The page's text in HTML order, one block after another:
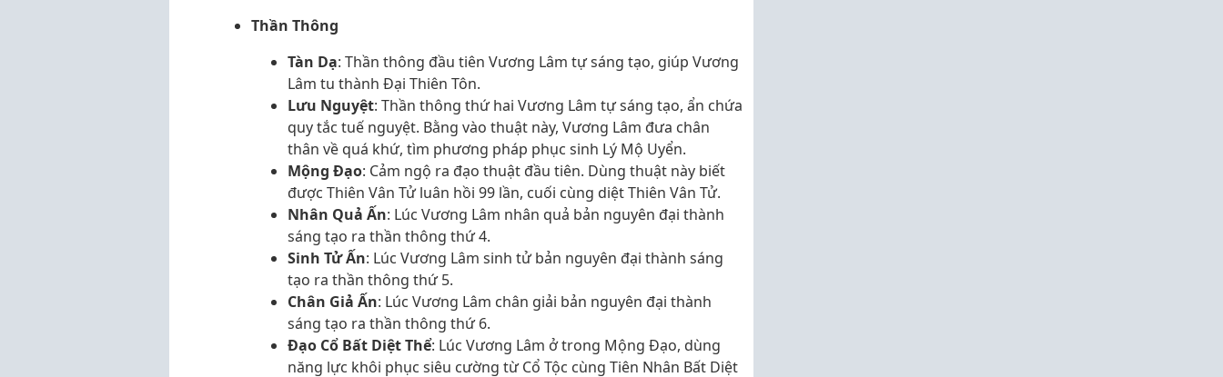
Thần Thông
Tàn Dạ: Thần thông đầu tiên Vương Lâm tự sáng tạo, giúp Vương
Lâm tu thành Đại Thiên Tôn.
Lưu Nguyệt: Thần thông thứ hai Vương Lâm tự sáng tạo, ẩn chứa
quy tắc tuế nguyệt. Bằng vào thuật này, Vương Lâm đưa chân
thân về quá khứ, tìm phương pháp phục sinh Lý Mộ Uyển.
Mộng Đạo: Cảm ngộ ra đạo thuật đầu tiên. Dùng thuật này biết
được Thiên Vân Tử luân hồi 99 lần, cuối cùng diệt Thiên Vân Tử.
Nhân Quả Ấn: Lúc Vương Lâm nhân quả bản nguyên đại thành
sáng tạo ra thần thông thứ 4.
Sinh Tử Ấn: Lúc Vương Lâm sinh tử bản nguyên đại thành sáng
tạo ra thần thông thứ 5.
Chân Giả Ấn: Lúc Vương Lâm chân giải bản nguyên đại thành
sáng tạo ra thần thông thứ 6.
Đạo Cổ Bất Diệt Thể: Lúc Vương Lâm ở trong Mộng Đạo, dùng
năng lực khôi phục siêu cường từ Cổ Tộc cùng Tiên Nhân Bất Diệt